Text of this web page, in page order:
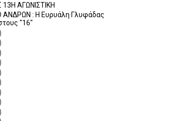
13Η ΑΓΩΝΙΣΤΙΚΗ
ΑΝΔΡΩΝ : Η Ευρυάλη Γλυφάδας
"16"